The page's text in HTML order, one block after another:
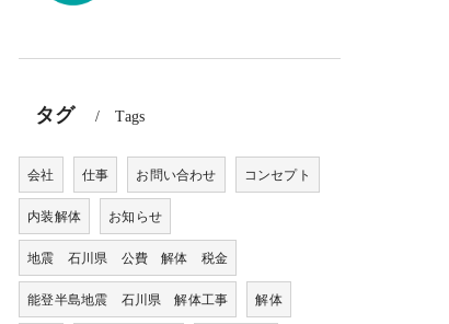
タグ Tags
会社 仕事 お問い合わせ コンセプト
内装解体 お知らせ
地震 石川県 公費 解体 税金
能登半島地震 石川県 解体工事 解体